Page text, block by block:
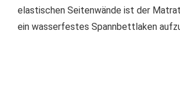
elastischen Seitenwände ist der
ein wasserfestes Spannbettlaken